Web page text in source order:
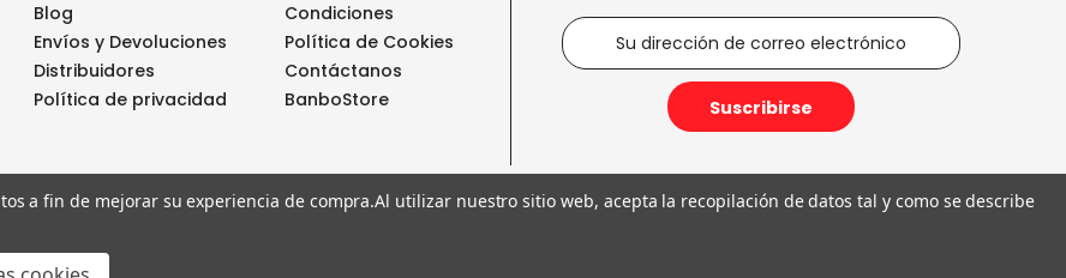
Blog
Envíos y Devoluciones
Distribuidores
Política de privacidad
Condiciones
Política de Cookies
Contáctanos
BanboStore
D
i
i
ó
a fin de mejorar su experiencia de compra.Al utilizar nuestro sitio web, acepta la recopilación de datos tal y como se describe